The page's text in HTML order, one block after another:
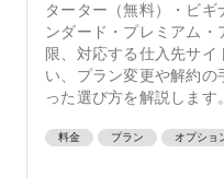
ターター（無料）・ビギ
ンダード・プレミアム・
限、対応する仕入先サ
い、プラン変更や解約の
った選び方を解説します。
料金 プラン オプショ